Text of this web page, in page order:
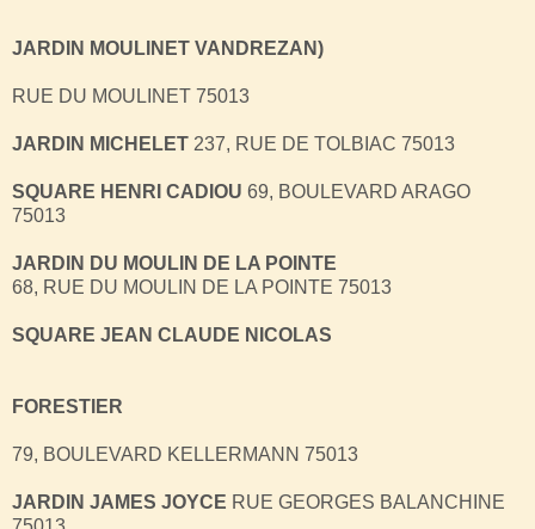
JARDIN MOULINET VANDREZAN)
RUE DU MOULINET 75013
JARDIN MICHELET 237, RUE DE TOLBIAC 75013
SQUARE HENRI CADIOU 69, BOULEVARD ARAGO
75013
JARDIN DU MOULIN DE LA POINTE
68, RUE DU MOULIN DE LA POINTE 75013
SQUARE JEAN CLAUDE NICOLAS
FORESTIER
79, BOULEVARD KELLERMANN 75013
JARDIN JAMES JOYCE RUE GEORGES BALANCHINE